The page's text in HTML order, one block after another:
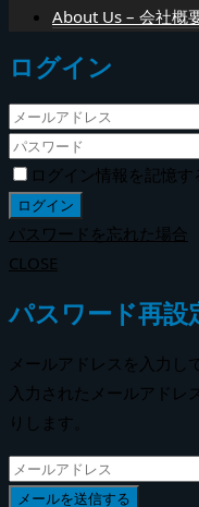
About Us – 会社概
ログイン
ログイン情報を記憶す
パスワードを忘れた場合
CLOSE
パスワード再設
メールアドレスを入力し
入力されたメールアドレ
りします。